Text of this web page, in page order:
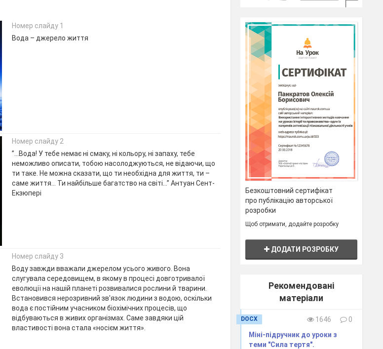
Номер слайду 1
Вода – джерело життя
Номер слайду 2
”...Вода! У тебе немає ні смаку, ні кольору, ні запаху, тебе
неможливо описати, тобою насолоджуються, не відаючи, що
ти таке. Не можна сказати, що ти необхідна для життя, ти –
саме життя... Ти найбільше багатство на світі…” Антуан Сент-
Екзюпері
Номер слайду 3
Воду завжди вважали джерелом усього живого. Вона
слугувала середовищем, в якому в процесі довготривалої
еволюції на нашій планеті розвивалися рослини й тварини.
Встановився нерозривний зв'язок людини з водою, оскільки
вода є постійним учасником біохімічних процесів, що
відбуваються в живих організмах. Саме завдяки цій
властивості вона стала «носієм життя».
Безкоштовний сертифікат
про публікацію авторської
розробки
Щоб отримати, додайте розробку
ДОДАТИ РОЗРОБКУ
Рекомендовані
матеріали
DOCX 1646
0
Міні-підручник до уроки з
теми "Сила тертя".